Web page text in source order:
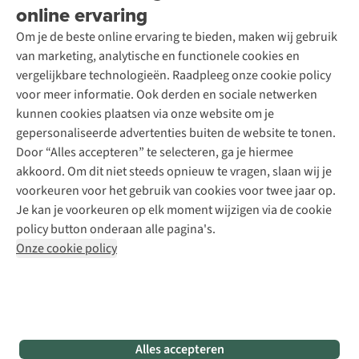
online ervaring
Om je de beste online ervaring te bieden, maken wij gebruik
van marketing, analytische en functionele cookies en
vergelijkbare technologieën. Raadpleeg onze cookie policy
voor meer informatie. Ook derden en sociale netwerken
kunnen cookies plaatsen via onze website om je
gepersonaliseerde advertenties buiten de website te tonen.
Door “Alles accepteren” te selecteren, ga je hiermee
akkoord. Om dit niet steeds opnieuw te vragen, slaan wij je
voorkeuren voor het gebruik van cookies voor twee jaar op.
Je kan je voorkeuren op elk moment wijzigen via de cookie
policy button onderaan alle pagina's.
Onze cookie policy
Alles accepteren
Contact
Toegankelijkheidsverklaring
Wasservice
Schoenonderhoud
Schoenherstelling
Kledingherstelling
Retouches
Voor bedrijven
Podcast
Explore Academy
Explore Camp
Gear Check
Inspiratie & advies
Meld je aan voor de nieuwsbrief
Follow us
Disclaimer Privacy Policy
Algemene voorwaarden
Cookie Policy